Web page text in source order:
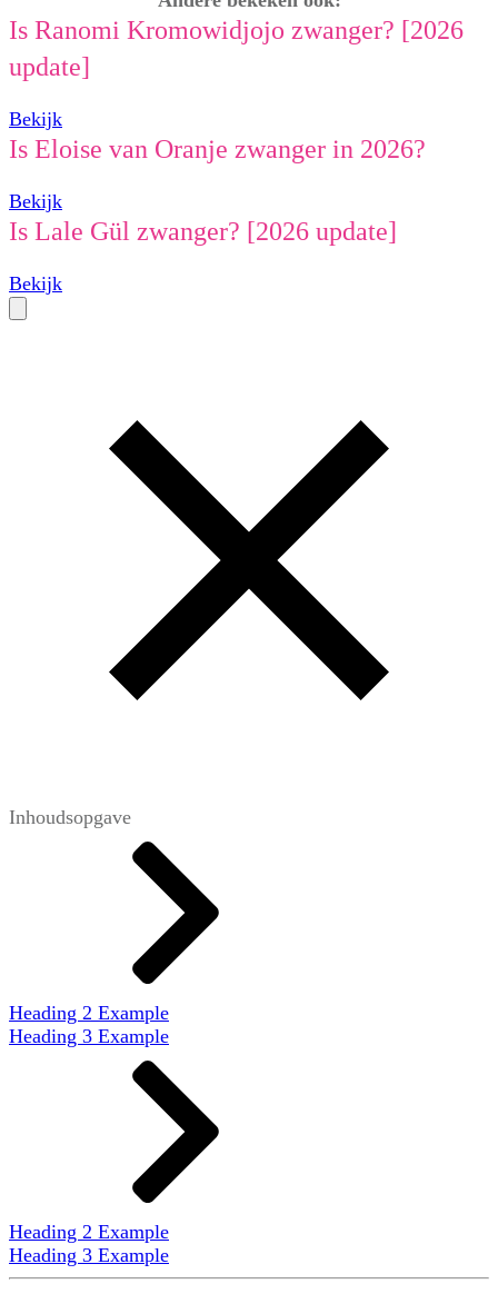
Is Ranomi Kromowidjojo zwanger? [2026
update]
Bekijk
Is Eloise van Oranje zwanger in 2026?
Bekijk
Is Lale Gül zwanger? [2026 update]
Bekijk
Inhoudsopgave
Heading 2 Example
Heading 3 Example
Heading 2 Example
Heading 3 Example